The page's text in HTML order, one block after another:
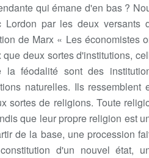
qui émane d'en bas ?
par les deux versants
de Marx « Les économistes
deux sortes d'institutions,
féodalité sont des
naturelles. Ils ressemblent
sortes de religions. Toute
que leur propre religion est
de la base, une procession
d'un nouvel état,